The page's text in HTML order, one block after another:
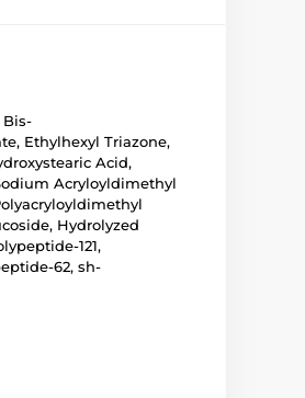
Bis-
Ethylhexyl Triazone,
Acid,
Acryloyldimethyl
Hydrolyzed
121,
62, sh-